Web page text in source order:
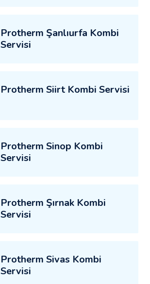
Protherm Şanlıurfa Kombi
Servisi
Protherm Siirt Kombi Servisi
Protherm Sinop Kombi
Servisi
Protherm Şırnak Kombi
Servisi
Protherm Sivas Kombi
Servisi